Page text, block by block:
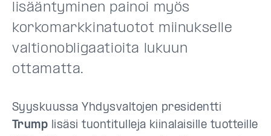
lisääntyminen painoi myös
korkomarkkinatuotot miinukselle
valtionobligaatioita lukuun
ottamatta.
Syyskuussa Yhdysvaltojen presidentti
Trump lisäsi tuontitulleja kiinalaisille tuotteille